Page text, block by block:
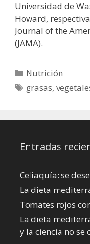
Universidad de
Howard,
Journal of the
(JAMA).
Categorías
Nutrición
Etiquetas
grasas,
Entradas
Celiaquía: se
La dieta
Tomates rojos
La dieta
y la ciencia no se